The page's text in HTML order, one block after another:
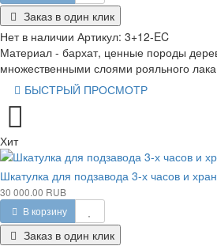
Заказ в один клик
Нет в наличии Артикул: 3+12-EC
Материал - бархат, ценные породы
множественными слоями рояльного
БЫСТРЫЙ ПРОСМОТР
Хит
Шкатулка для подзавода 3-х часов и
30 000.00 RUB
В корзину
Заказ в один клик